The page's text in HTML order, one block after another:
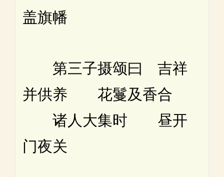
盖旗幡
第三子摄颂曰 吉祥
并供养 花鬘及香合
诸人大集时 昼开
门夜关